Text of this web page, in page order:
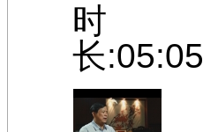
时
长:05:05